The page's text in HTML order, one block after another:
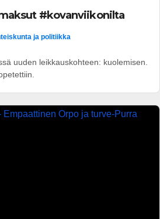
#kovanviikonilta
ja politiikka
uuden leikkauskohteen: kuolemisen.